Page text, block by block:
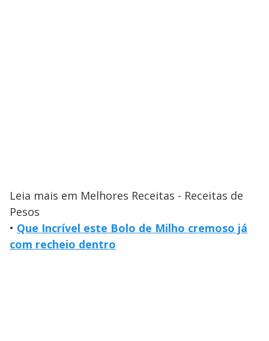
Leia mais em Melhores Receitas - Receitas de
Pesos
• Que Incrível este Bolo de Milho cremoso já
com recheio dentro